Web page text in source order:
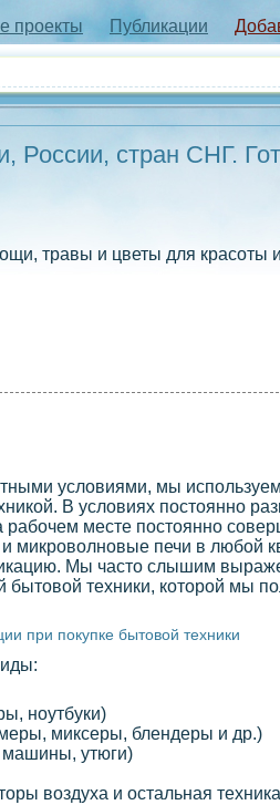
проекты Публикации
России, стран СНГ.
травы и цветы для
условиями, мы
В условиях постоянно
месте постоянно
микроволновые печи в любой
Мы часто слышим
бытовой техники, которой мы
при покупке бытовой техники
ноутбуки)
миксеры, блендеры и др.)
утюги)
воздуха и остальная